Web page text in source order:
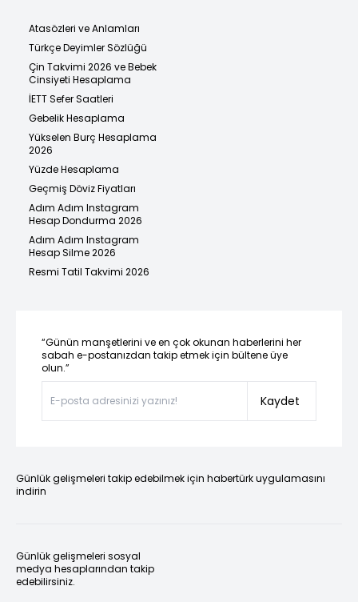
Atasözleri ve Anlamları
Türkçe Deyimler Sözlüğü
Çin Takvimi 2026 ve Bebek
Cinsiyeti Hesaplama
İETT Sefer Saatleri
Gebelik Hesaplama
Yükselen Burç Hesaplama
2026
Yüzde Hesaplama
Geçmiş Döviz Fiyatları
Adım Adım Instagram
Hesap Dondurma 2026
Adım Adım Instagram
Hesap Silme 2026
Resmi Tatil Takvimi 2026
“Günün manşetlerini ve en çok okunan haberlerini her
sabah e-postanızdan takip etmek için bültene üye
olun.”
Kaydet
Günlük gelişmeleri takip edebilmek için habertürk uygulamasını
indirin
Günlük gelişmeleri sosyal
medya hesaplarından takip
edebilirsiniz.